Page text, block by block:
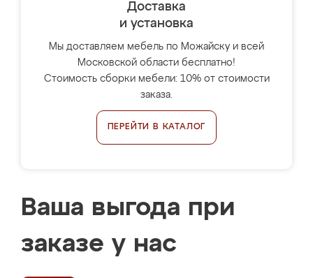
Доставка
и установка
Мы доставляем мебель по Можайску и всей
Московской области бесплатно!
Стоимость сборки мебели: 10% от стоимости
заказа.
ПЕРЕЙТИ В КАТАЛОГ
Ваша выгода при
заказе у нас